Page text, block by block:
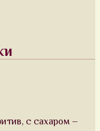
с сахаром –